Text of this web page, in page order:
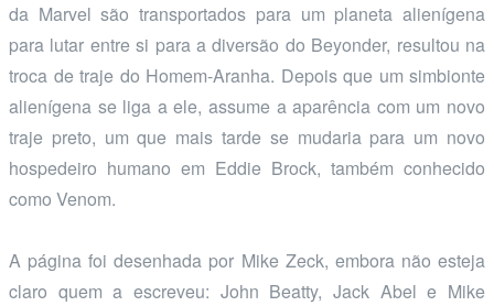
da Marvel são transportados para um planeta alienígena
para lutar entre si para a diversão do Beyonder, resultou na
troca de traje do Homem-Aranha. Depois que um simbionte
alienígena se liga a ele, assume a aparência com um novo
traje preto, um que mais tarde se mudaria para um novo
hospedeiro humano em Eddie Brock, também conhecido
como Venom.
A página foi desenhada por Mike Zeck, embora não esteja
claro quem a escreveu: John Beatty, Jack Abel e Mike